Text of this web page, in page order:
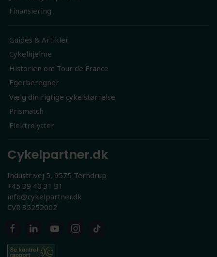
Finansiering
Guides & Artikler
Cykelhjelme
Historien om Tour de France
Egerberegner
Vælg din rigtige cykelstørrelse
Prismatch
Elektrolytter
Cykelpartner.dk
Industrivej 5, 9575 Terndrup
+45 39 40 31 31
info@cykelpartner.dk
CVR 35252002